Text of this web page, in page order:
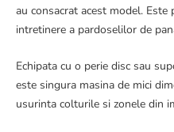
au consacrat acest model.
intretinere a pardoselilor de
Echipata cu o perie disc sau
este singura masina de mici
usurinta colturile si zonele din